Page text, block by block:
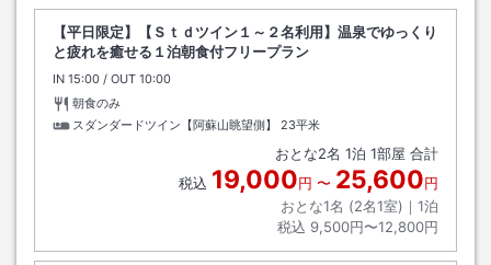
【平日限定】【Ｓｔｄツイン１～２名利用】温泉でゆっくり
と疲れを癒せる１泊朝食付フリープラン
IN チェックイン
15:00 / OUT チェックアウト
10:00
朝食のみ
スダンダードツイン【阿蘇山眺望側】
23平米
おとな2名 1泊 1部屋 合計
税込 19,000円 〜 25,600円
おとな1名 (2名1室)｜ 1泊
税込 9,500円〜12,800円